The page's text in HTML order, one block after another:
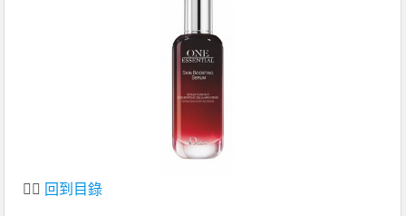
👆🏻 回到目錄